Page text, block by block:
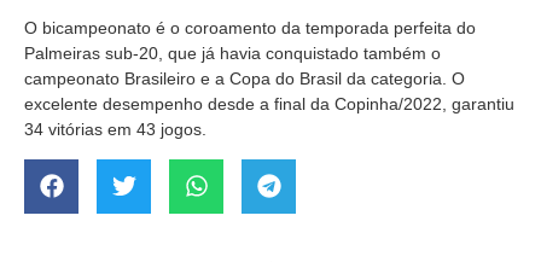
O bicampeonato é o coroamento da temporada perfeita do
Palmeiras sub-20, que já havia conquistado também o
campeonato Brasileiro e a Copa do Brasil da categoria. O
excelente desempenho desde a final da Copinha/2022, garantiu
34 vitórias em 43 jogos.